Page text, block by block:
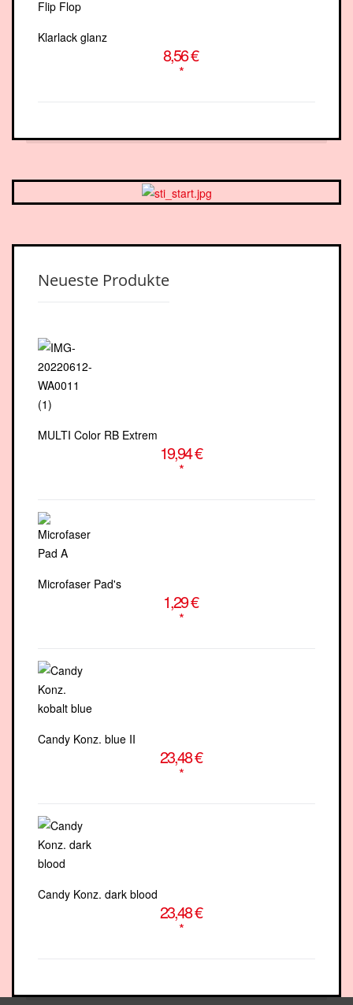
Klarlack glanz
8,56 €
*
Neueste Produkte
MULTI Color RB Extrem
19,94 €
*
Microfaser Pad's
1,29 €
*
Candy Konz. blue II
23,48 €
*
Candy Konz. dark blood
23,48 €
*